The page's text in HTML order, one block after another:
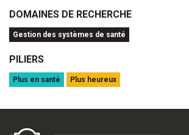
DOMAINES DE RECHERCHE
Gestion des systèmes de santé
PILIERS
Plus en santé Plus heureux